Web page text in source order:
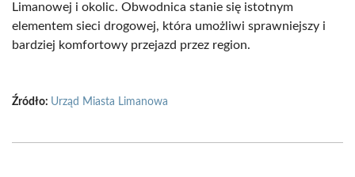
Limanowej i okolic. Obwodnica stanie się istotnym
elementem sieci drogowej, która umożliwi sprawniejszy i
bardziej komfortowy przejazd przez region.
Źródło: Urząd Miasta Limanowa